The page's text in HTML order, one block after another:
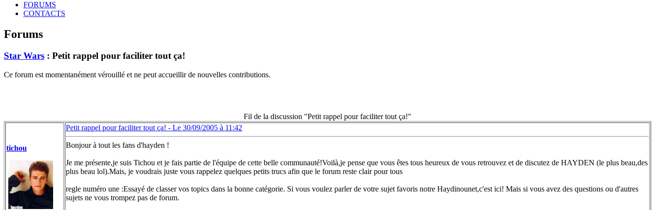
FORUMS
CONTACTS
Forums
Star Wars : Petit rappel pour faciliter tout ça!
Ce forum est momentanément vérouillé et ne peut accueillir de nouvelles contributions.
Fil de la discussion "Petit rappel pour faciliter tout ça!"
tichou
Petit rappel pour faciliter tout ça! - Le 30/09/2005 à 11:42
Bonjour à tout les fans d'hayden !
Je me présente,je suis Tichou et je fais partie de l'équipe de cette belle communauté!Voilà,je pense que vous êtes tous heureux de vous retrouvez et de discutez de HAYDEN (le plus beau,des
plus beau lol).Mais, je voudrais juste vous rappelez quelques petits trucs afin que le forum reste clair pour tous
regle numéro une :Essayé de classer vos topics dans la bonne catégorie. Si vous voulez parler de votre sujet favoris notre Haydinounet,c'est ici! Mais si vous avez des questions ou d'autres
sujets ne vous trompez pas de forum.